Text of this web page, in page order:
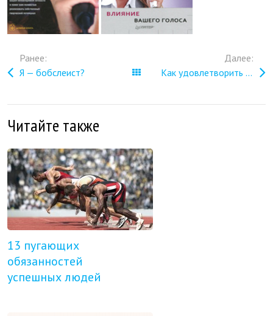
Ранее:
Я — бобслеист?
Все записи
Далее:
Как удовлетворить клиента?
Читайте также
13 пугающих
обязанностей
успешных людей